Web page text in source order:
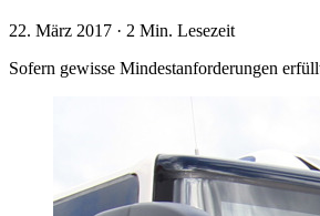
22. März 2017 · 2 Min. Lesezeit
Sofern gewisse Mindestanforderungen